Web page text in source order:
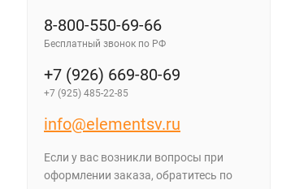
8-800-550-69-66
Бесплатный звонок по РФ
+7 (926) 669-80-69
+7 (925) 485-22-85
info@elementsv.ru
Если у вас возникли вопросы при
оформлении заказа, обратитесь по